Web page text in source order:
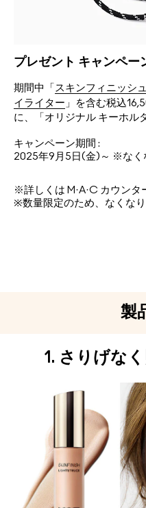
プレゼント キャンペー
期間中「 スキンフィニッシ
イライター 」を含む税込
に、「オリジナル キーホル
キャンペーン期間 :
2025年9月5日(金)～ ※なく
※詳しくは M·A·C カウンタ
※数量限定のため、なくなり
製
1. さりげな